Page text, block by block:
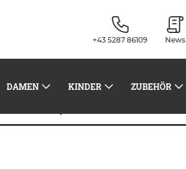
+43 5287 86109 News
DAMEN KINDER ZUBEHÖR